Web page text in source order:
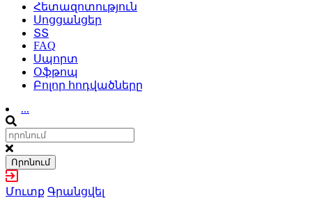
Հետազոտություն
Սոցցանցեր
ՏՏ
FAQ
Սպորտ
Օֆթոպ
Բոլոր հոդվածները
...
Որոնում
Մուտք Գրանցվել